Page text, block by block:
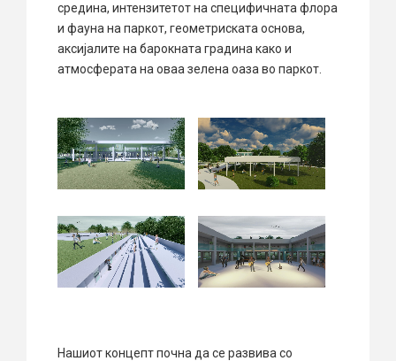
средина, интензитетот на специфичната флора
и фауна на паркот, геометриската основа,
аксијалите на барокната градина како и
атмосферата на оваа зелена оаза во паркот.
Нашиот концепт почна да се развива со